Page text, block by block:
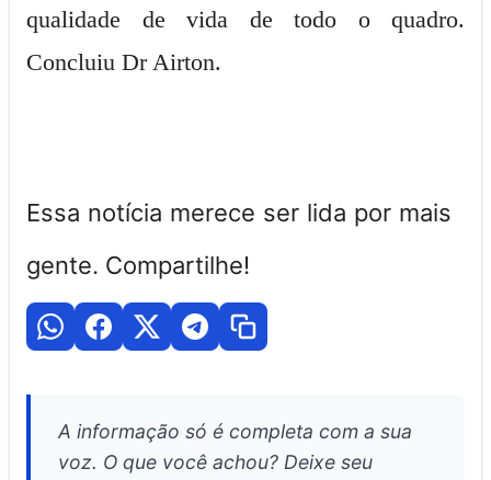
qualidade de vida de todo o quadro.
Concluiu Dr Airton.
Essa notícia merece ser lida por mais
gente. Compartilhe!
A informação só é completa com a sua
voz. O que você achou? Deixe seu